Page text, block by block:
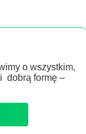
o wszystkim,
dobrą formę –